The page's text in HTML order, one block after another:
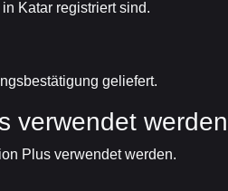
Katar registriert sind.
geliefert.
verwendet
Plus verwendet werden.